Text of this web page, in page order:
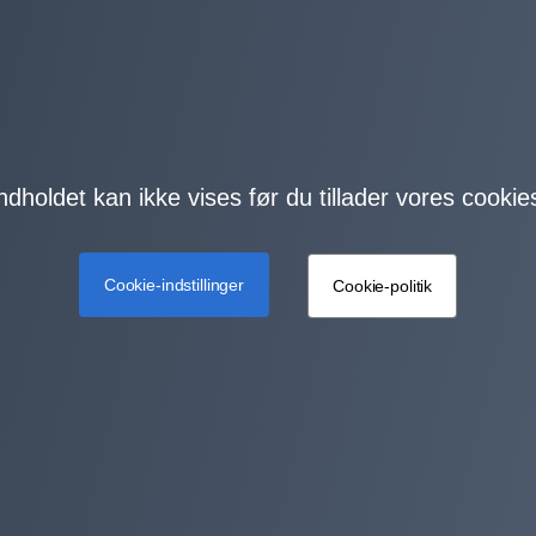
kan ikke vises før du tillader vores
Cookie-indstillinger Cookie-politik